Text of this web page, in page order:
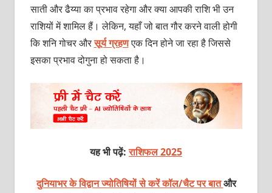
साती और ढैय्या का प्रभाव रहेगा और क्या आपकी राशि भी उन
राशियों में शामिल हैं। लेकिन, यहाँ जो बात गौर करने वाली होगी
कि शनि गोचर औरसूर्य ग्रहणएक दिन होने जा रहा है जिससे
इसका प्रभाव दोगुना हो सकता है।
यह भी पढ़ें:राशिफल 2025
दुनियाभर के विद्वान ज्योतिषियों से करें कॉल/चैट पर बातऔर